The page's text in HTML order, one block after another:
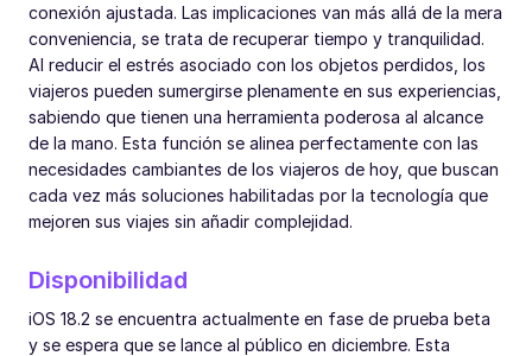
conexión ajustada. Las implicaciones van más allá de la mera
conveniencia, se trata de recuperar tiempo y tranquilidad.
Al reducir el estrés asociado con los objetos perdidos, los
viajeros pueden sumergirse plenamente en sus experiencias,
sabiendo que tienen una herramienta poderosa al alcance
de la mano. Esta función se alinea perfectamente con las
necesidades cambiantes de los viajeros de hoy, que buscan
cada vez más soluciones habilitadas por la tecnología que
mejoren sus viajes sin añadir complejidad.
Disponibilidad
iOS 18.2 se encuentra actualmente en fase de prueba beta
y se espera que se lance al público en diciembre. Esta